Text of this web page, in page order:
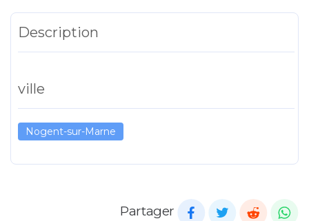
Description
ville
Nogent-sur-Marne
Partager